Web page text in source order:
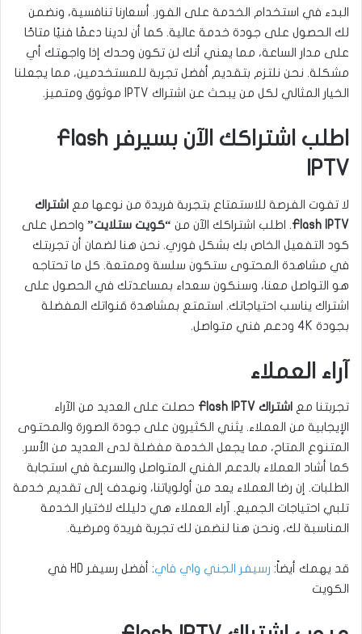
البدء في استخدام الخدمة على الفور. أسعارنا تنافسية، ونضمن
لك الحصول على جودة خدمة عالية. كما أن لدينا دعمًا فنيًا متاحًا
على مدار الساعة، مما يعني أنك لن تكون وحدك إذا واجهتك أي
مشكلة. نحن نلتزم بتقديم أفضل تجربة للمستخدمين، مما يجعلنا
الخيار المثالي لكل من يبحث عن اشتراك IPTV موثوق ومتميز.
اطلب اشتراكك الآن بسيرفر Flash
IPTV
لا تفوت الفرصة للاستمتاع بتجربة فريدة من نوعها مع اشتراك
Flash IPTV. اطلب اشتراكك الآن من “كويت ستلايت” واحصل على
كود التفعيل الخاص بك بشكل فوري. نحن هنا لضمان أن تجربتك
في مشاهدة المحتوى ستكون سلسة وممتعة. كل ما تحتاجه
هو التواصل معنا، وسنكون سعداء بمساعدتك في الحصول على
اشتراك يناسب احتياجاتك. استمتع بمشاهدة قنواتك المفضلة
بجودة 4K ودعم فني متواصل.
آراء العملاء
تجربتنا مع اشتراك Flash IPTV
حصلت على العديد من الآراء
الإيجابية من العملاء. يثني الكثيرون على جودة الصورة والمحتوى
المتنوع المتاح، مما يجعل الخدمة مفضلة لدى العديد من الأسر.
كما أشاد العملاء بالدعم الفني المتواصل والسرعة في استجابة
الطلبات. إن رضا العملاء يعد من أولوياتنا، ونهدف إلى تقديم خدمة
تلبي احتياجات الجميع. آراء العملاء هي دليلك لاختيار الخدمة
المناسبة لك، ونحن هنا لنضمن لك تجربة فريدة ومرضية.
قد يهمك أيضاً: رسيفر الجني واي فاي
: أفضل رسيفر HD في
الكويت